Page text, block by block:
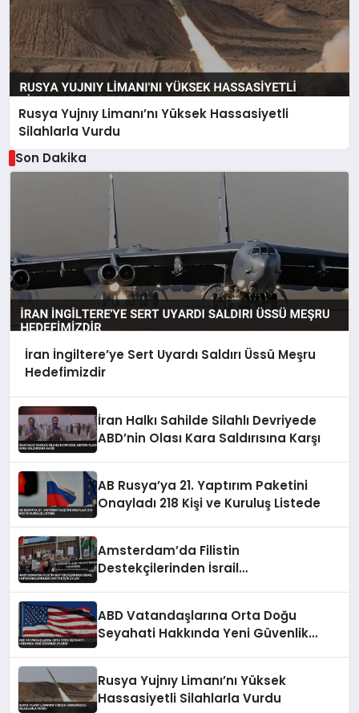
Rusya Yujnıy Limanı’nı Yüksek Hassasiyetli
Silahlarla Vurdu
Son Dakika
İran İngiltere’ye Sert Uyardı Saldırı Üssü Meşru
Hedefimizdir
İran Halkı Sahilde Silahlı Devriyede
ABD’nin Olası Kara Saldırısına Karşı
AB Rusya’ya 21. Yaptırım Paketini
Onayladı 218 Kişi ve Kuruluş Listede
Amsterdam’da Filistin
Destekçilerinden İsrail
ABD Vatandaşlarına Orta Doğu
Seyahati Hakkında Yeni Güvenlik
Rusya Yujnıy Limanı’nı Yüksek
Hassasiyetli Silahlarla Vurdu